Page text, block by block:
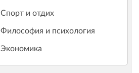
Спорт и отдих
Философия и психология
Экономика